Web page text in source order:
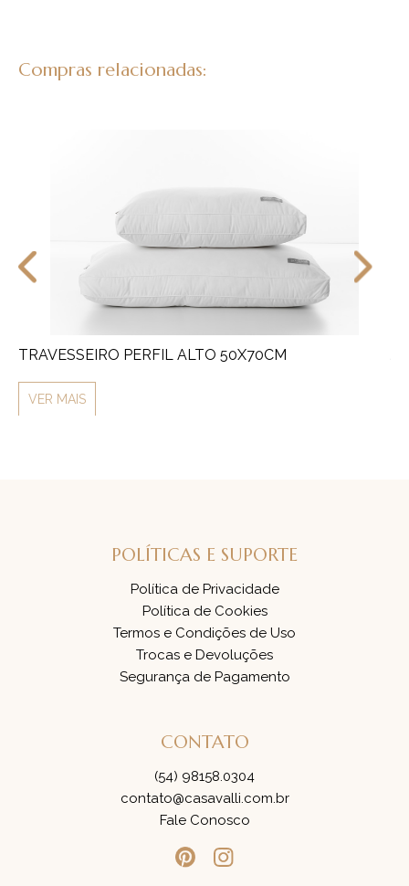
Compras relacionadas:
TRAVESSEIRO PERFIL ALTO 50X70CM
VER MAIS
POLÍTICAS E SUPORTE
Política de Privacidade
Política de Cookies
Termos e Condições de Uso
Trocas e Devoluções
Segurança de Pagamento
CONTATO
(54) 98158.0304
contato@casavalli.com.br
Fale Conosco